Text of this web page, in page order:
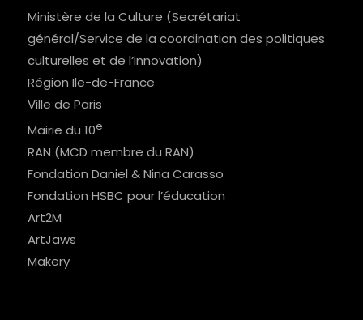
Ministère de la Culture (Secrétariat
général/Service de la coordination des politiques
culturelles et de l’innovation)
Région Ile-de-France
Ville de Paris
Mairie du 10e
RAN (MCD membre du RAN)
Fondation Daniel & Nina Carasso
Fondation HSBC pour l’éducation
Art2M
ArtJaws
Makery